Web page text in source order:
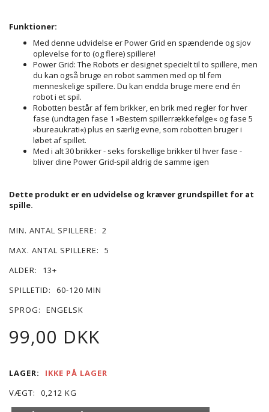
Funktioner:
Med denne udvidelse er Power Grid en spændende og sjov
oplevelse for to (og flere) spillere!
Power Grid: The Robots er designet specielt til to spillere, men
du kan også bruge en robot sammen med op til fem
menneskelige spillere. Du kan endda bruge mere end én
robot i et spil.
Robotten består af fem brikker, en brik med regler for hver
fase (undtagen fase 1 »Bestem spillerrækkefølge« og fase 5
»bureaukrati«) plus en særlig evne, som robotten bruger i
løbet af spillet.
Med i alt 30 brikker - seks forskellige brikker til hver fase -
bliver dine Power Grid-spil aldrig de samme igen
Dette produkt er en udvidelse og kræver grundspillet for at
spille.
MIN. ANTAL SPILLERE:
2
MAX. ANTAL SPILLERE:
5
ALDER:
13+
SPILLETID:
60-120 MIN
SPROG:
ENGELSK
99,00 DKK
LAGER:
IKKE PÅ LAGER
VÆGT:
0,212 KG